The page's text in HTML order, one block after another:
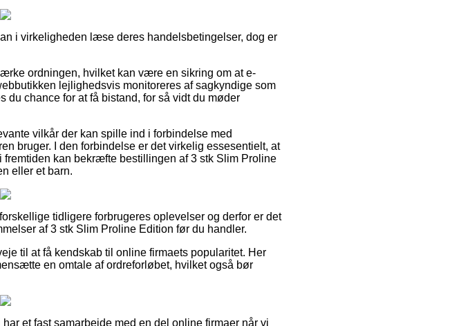
i virkeligheden læse deres handelsbetingelser, dog er
ordningen, hvilket kan være en sikring om at e-
lejlighedsvis monitoreres af sagkyndige som
du chance for at få bistand, for så vidt du møder
vilkår der kan spille ind i forbindelse med
bruger. I den forbindelse er det virkelig essesentielt, at
kan bekræfte bestillingen af 3 stk Slim Proline
eller et barn.
tidligere forbrugeres oplevelser og derfor er det
af 3 stk Slim Proline Edition før du handler.
til at få kendskab til online firmaets popularitet. Her
en omtale af ordreforløbet, hvilket også bør
et fast samarbejde med en del online firmaer når vi